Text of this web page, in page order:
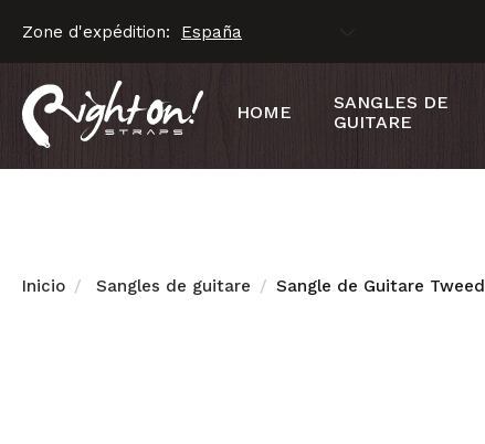
Zone d'expédition:
HOME
SANGLES DE
GUITARE
Inicio Sangles de guitare Sangle de Guitare Tweed